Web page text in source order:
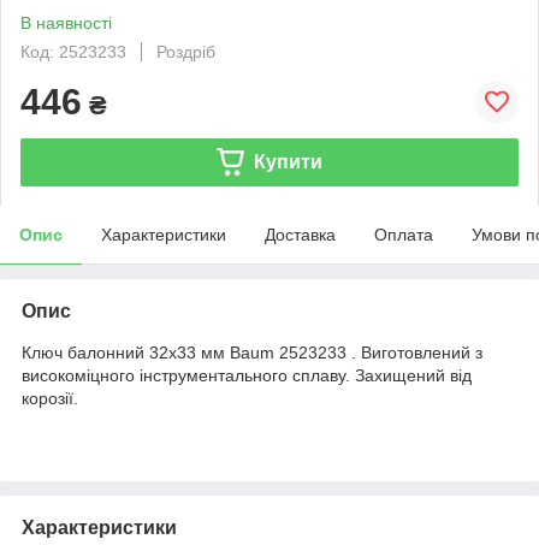
В наявності
Код: 2523233
Роздріб
446 ₴
Купити
Опис Характеристики Доставка Оплата Умови
Опис
Ключ балонний 32х33 мм Baum 2523233 . Виготовлений з
високоміцного інструментального сплаву. Захищений від
корозії.
Характеристики